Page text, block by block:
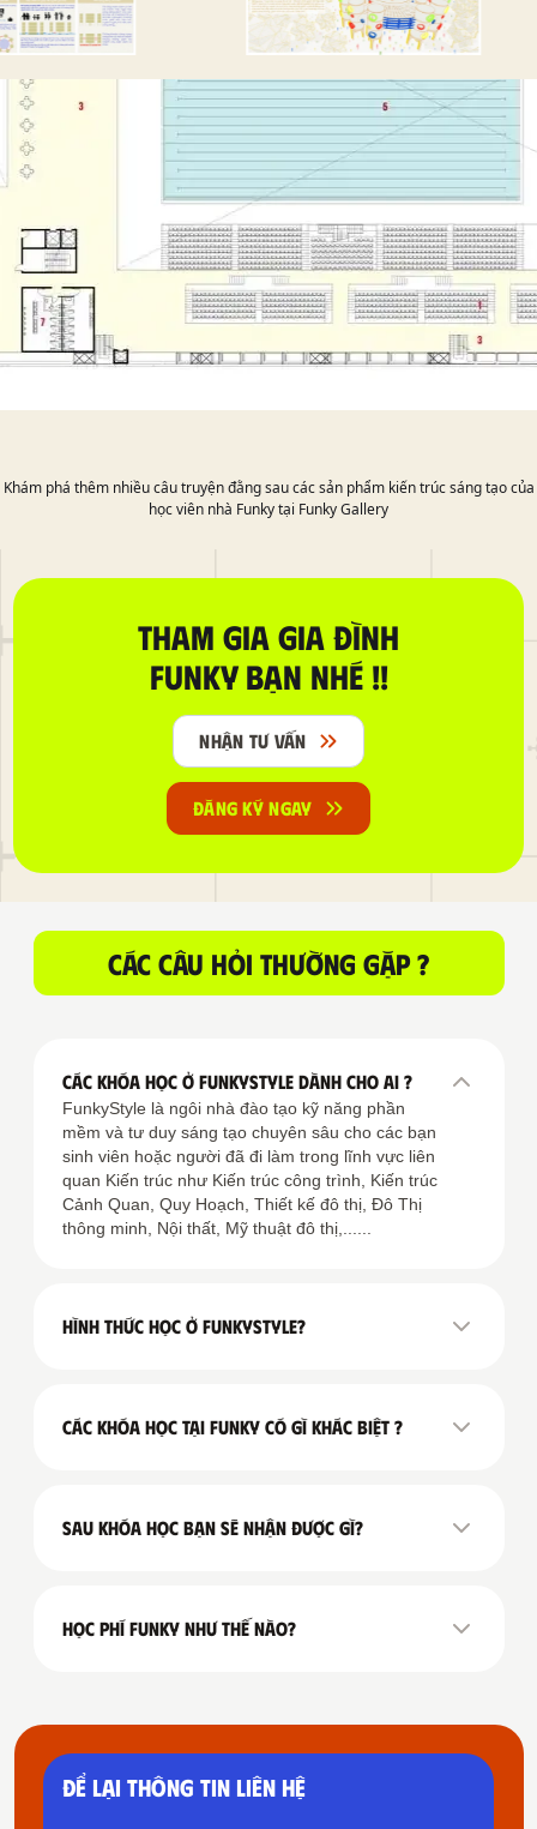
XEM THÊM
Khám phá thêm nhiều câu truyện đằng sau các sản phẩm kiến trúc sáng tạo của
học viên nhà Funky tại Funky Gallery
THAM GIA GIA ĐÌNH
FUNKY BẠN NHÉ !!
NHẬN TƯ VẤN
ĐĂNG KÝ NGAY
CÁC CÂU HỎI THƯỜNG GẶP ?
Các khóa học ở FunkyStyle dành cho ai ?
FunkyStyle là ngôi nhà đào tạo kỹ năng phần
mềm và tư duy sáng tạo chuyên sâu cho các bạn
sinh viên hoặc người đã đi làm trong lĩnh vực liên
quan Kiến trúc như Kiến trúc công trình, Kiến trúc
Cảnh Quan, Quy Hoạch, Thiết kế đô thị, Đô Thị
thông minh, Nội thất, Mỹ thuật đô thị,......
Hình thức học ở FunkyStyle?
Nhà Funky, học viên sẽ được giao lưu và hướng
được học qua GOOGLE MEET trực tuyến với
mentor và group facebook hỗ trợ giải đáp thắc
Các Khóa học tại Funky có gì khác biệt ?
Sau khóa học bạn sẽ nhận được gì?
Học Phí Funky như thế nào?
chính sách ưu đãi
ĐỂ LẠI THÔNG TIN LIÊN HỆ